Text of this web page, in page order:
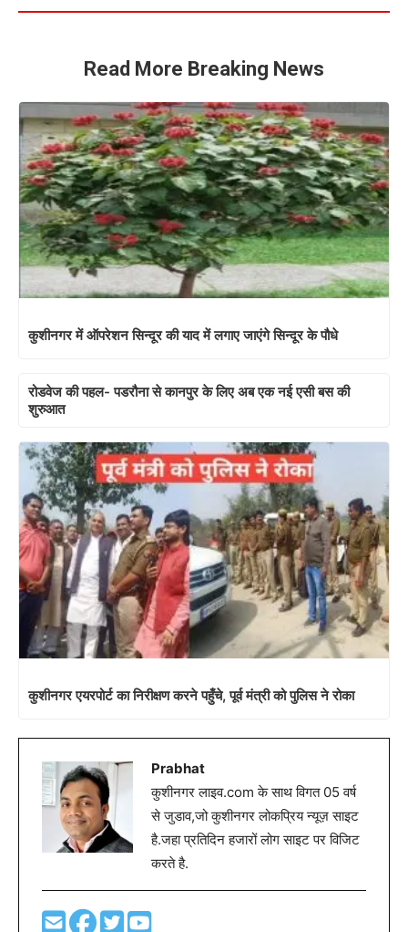
Read More Breaking News
कुशीनगर में ऑपरेशन सिन्दूर की याद में लगाए जाएंगे सिन्दूर के पौधे
रोडवेज की पहल- पडरौना से कानपुर के लिए अब एक नई एसी बस की
शुरुआत
कुशीनगर एयरपोर्ट का निरीक्षण करने पहुँचे, पूर्व मंत्री को पुलिस ने रोका
Prabhat
कुशीनगर लाइव.com के साथ विगत 05 वर्ष
से जुडाव,जो कुशीनगर लोकप्रिय न्यूज़ साइट
है.जहा प्रतिदिन हजारों लोग साइट पर विजिट
करते है.